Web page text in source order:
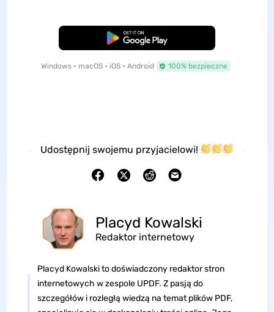
Pobierz za darmo
Windows • macOS • iOS • Android 100% bezpieczne
Udostępnij swojemu przyjacielowi!
Placyd Kowalski
Redaktor internetowy
Placyd Kowalski to doświadczony redaktor stron
internetowych w zespole UPDF. Z pasją do
szczegółów i rozległą wiedzą na temat plików PDF,